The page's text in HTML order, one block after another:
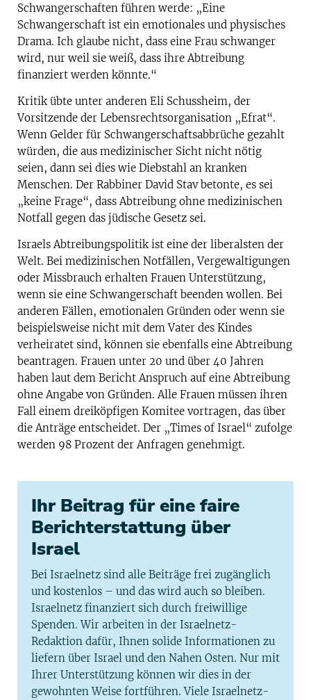
Schwangerschaften führen werde: „Eine
Schwangerschaft ist ein emotionales und physisches
Drama. Ich glaube nicht, dass eine Frau schwanger
wird, nur weil sie weiß, dass ihre Abtreibung
finanziert werden könnte.“
Kritik übte unter anderen Eli Schussheim, der
Vorsitzende der Lebensrechtsorganisation „Efrat“.
Wenn Gelder für Schwangerschaftsabbrüche gezahlt
würden, die aus medizinischer Sicht nicht nötig
seien, dann sei dies wie Diebstahl an kranken
Menschen. Der Rabbiner David Stav betonte, es sei
„keine Frage“, dass Abtreibung ohne medizinischen
Notfall gegen das jüdische Gesetz sei.
Israels Abtreibungspolitik ist eine der liberalsten der
Welt. Bei medizinischen Notfällen, Vergewaltigungen
oder Missbrauch erhalten Frauen Unterstützung,
wenn sie eine Schwangerschaft beenden wollen. Bei
anderen Fällen, emotionalen Gründen oder wenn sie
beispielsweise nicht mit dem Vater des Kindes
verheiratet sind, können sie ebenfalls eine Abtreibung
beantragen. Frauen unter 20 und über 40 Jahren
haben laut dem Bericht Anspruch auf eine Abtreibung
ohne Angabe von Gründen. Alle Frauen müssen ihren
Fall einem dreiköpfigen Komitee vortragen, das über
die Anträge entscheidet. Der „Times of Israel“ zufolge
werden 98 Prozent der Anfragen genehmigt.
Ihr Beitrag für eine faire
Berichterstattung über
Israel
Bei Israelnetz sind alle Beiträge frei zugänglich
und kostenlos – und das wird auch so bleiben.
Israelnetz finanziert sich durch freiwillige
Spenden. Wir arbeiten in der Israelnetz-
Redaktion dafür, Ihnen solide Informationen zu
liefern über Israel und den Nahen Osten. Nur mit
Ihrer Unterstützung können wir dies in der
gewohnten Weise fortführen. Viele Israelnetz-